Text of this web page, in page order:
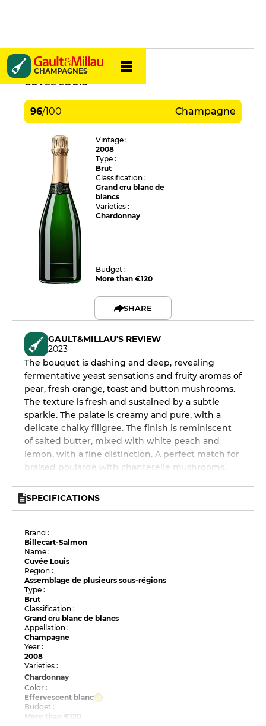
CHAMPAGNES
Billecart-Salmon
CUVÉE LOUIS
96/100 Champagne
Vintage :
2008
Type :
Brut
Classification :
Grand cru blanc de
blancs
Varieties :
Chardonnay
Budget :
More than €120
SHARE
GAULT&MILLAU'S REVIEW
2023
The bouquet is dashing and deep, revealing
fermentative yeast sensations and fruity aromas of
pear, fresh orange, toast and button mushrooms.
The texture is fresh and sustained by a subtle
sparkle. The palate is creamy and pure, with a
delicate chalky filigree. The finish is reminiscent
of salted butter, mixed with white peach and
lemon, with a fine distinction. A perfect match for
braised poularde with chanterelle mushrooms.
SPECIFICATIONS
Brand :
Billecart-Salmon
Name :
Cuvée Louis
Region :
Assemblage de plusieurs sous-régions
Type :
Brut
Classification :
Grand cru blanc de blancs
Appellation :
Champagne
Year :
2008
Varieties :
Chardonnay
Color :
Effervescent blanc
Budget :
More than €120